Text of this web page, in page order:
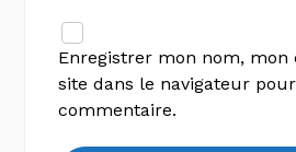
Enregistrer mon nom, mon
site dans le navigateur
commentaire.